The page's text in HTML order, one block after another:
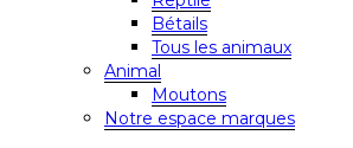
Bétails
Tous les animaux
Animal
Moutons
Notre espace marques